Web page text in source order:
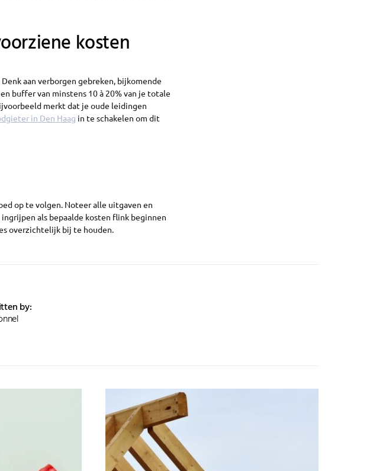
kosten
aan verborgen gebreken, bijkomende
buffer van minstens 10 à 20% van je totale
merkt dat je oude leidingen
in Den Haag in te schakelen om dit
op te volgen. Noteer alle uitgaven en
als bepaalde kosten flink beginnen
overzichtelijk bij te houden.
by: